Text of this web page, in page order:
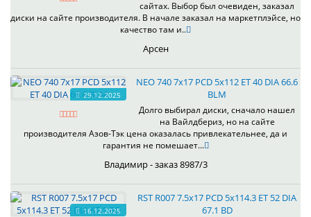
сайтах. Выбор был очевиден, заказал
диски на сайте производителя. В начале заказал на маркетплэйсе, но
качество там и..
Арсен
29.12.2025
NEO 740 7x17 PCD 5x112 ET 40 DIA 66.6
BLM
Долго выбирал диски, сначало нашел
на Вайлдбериз, но на сайте
производителя Азов-Тэк цена оказалась привлекательнее, да и
гарантия не помешает...
Владимир - заказ 8987/3
16.12.2025
RST R007 7.5x17 PCD 5x114.3 ET 52 DIA
67.1 BD